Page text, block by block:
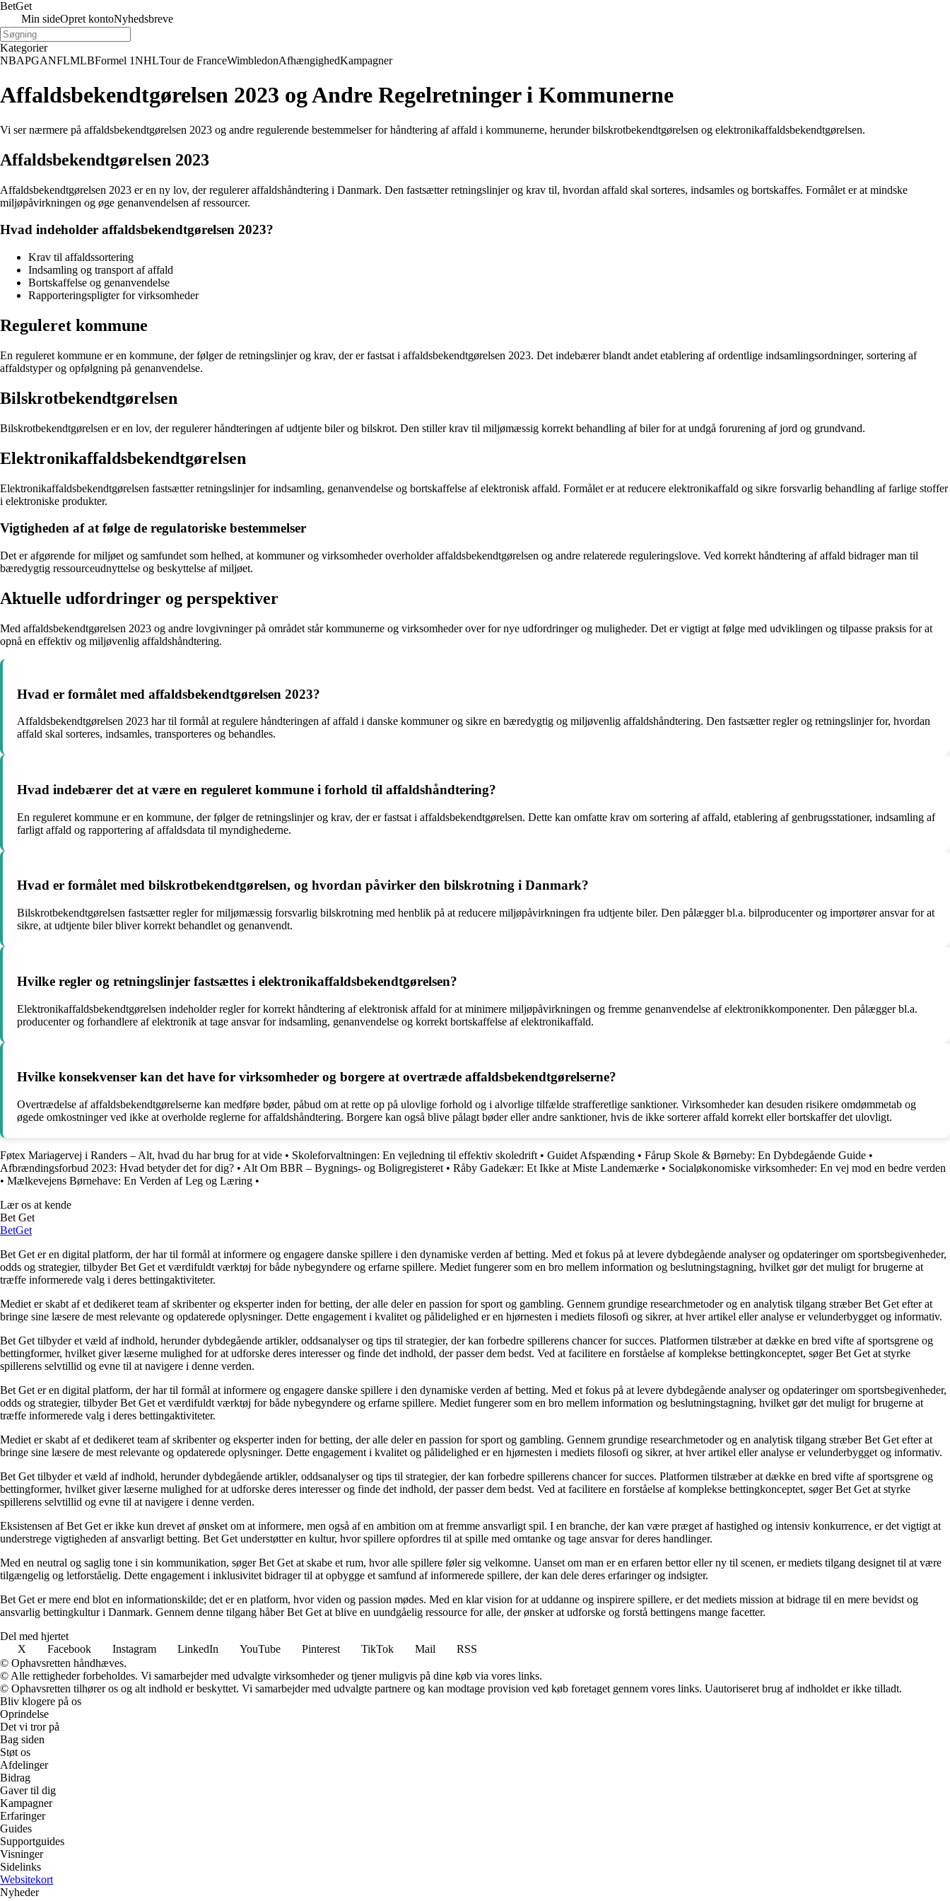
BetGet
Min sideOpret kontoNyhedsbreve
Kategorier
NBAPGANFLMLBFormel 1NHLTour de FranceWimbledonAfhængighedKampagner
Affaldsbekendtgørelsen 2023 og Andre Regelretninger i Kommunerne
Vi ser nærmere på affaldsbekendtgørelsen 2023 og andre regulerende bestemmelser for håndtering af affald i kommunerne, herunder bilskrotbekendtgørelsen og elektronikaffaldsbekendtgørelsen.
Affaldsbekendtgørelsen 2023
Affaldsbekendtgørelsen 2023 er en ny lov, der regulerer affaldshåndtering i Danmark. Den fastsætter retningslinjer og krav til, hvordan affald skal sorteres, indsamles og bortskaffes. Formålet er at mindske
miljøpåvirkningen og øge genanvendelsen af ressourcer.
Hvad indeholder affaldsbekendtgørelsen 2023?
Krav til affaldssortering
Indsamling og transport af affald
Bortskaffelse og genanvendelse
Rapporteringspligter for virksomheder
Reguleret kommune
En reguleret kommune er en kommune, der følger de retningslinjer og krav, der er fastsat i affaldsbekendtgørelsen 2023. Det indebærer blandt andet etablering af ordentlige indsamlingsordninger, sortering af
affaldstyper og opfølgning på genanvendelse.
Bilskrotbekendtgørelsen
Bilskrotbekendtgørelsen er en lov, der regulerer håndteringen af udtjente biler og bilskrot. Den stiller krav til miljømæssig korrekt behandling af biler for at undgå forurening af jord og grundvand.
Elektronikaffaldsbekendtgørelsen
Elektronikaffaldsbekendtgørelsen fastsætter retningslinjer for indsamling, genanvendelse og bortskaffelse af elektronisk affald. Formålet er at reducere elektronikaffald og sikre forsvarlig behandling af farlige stoffer
i elektroniske produkter.
Vigtigheden af at følge de regulatoriske bestemmelser
Det er afgørende for miljøet og samfundet som helhed, at kommuner og virksomheder overholder affaldsbekendtgørelsen og andre relaterede reguleringslove. Ved korrekt håndtering af affald bidrager man til
bæredygtig ressourceudnyttelse og beskyttelse af miljøet.
Aktuelle udfordringer og perspektiver
Med affaldsbekendtgørelsen 2023 og andre lovgivninger på området står kommunerne og virksomheder over for nye udfordringer og muligheder. Det er vigtigt at følge med udviklingen og tilpasse praksis for at
opnå en effektiv og miljøvenlig affaldshåndtering.
Hvad er formålet med affaldsbekendtgørelsen 2023?
Affaldsbekendtgørelsen 2023 har til formål at regulere håndteringen af affald i danske kommuner og sikre en bæredygtig og miljøvenlig affaldshåndtering. Den fastsætter regler og retningslinjer for, hvordan
affald skal sorteres, indsamles, transporteres og behandles.
Hvad indebærer det at være en reguleret kommune i forhold til affaldshåndtering?
En reguleret kommune er en kommune, der følger de retningslinjer og krav, der er fastsat i affaldsbekendtgørelsen. Dette kan omfatte krav om sortering af affald, etablering af genbrugsstationer, indsamling af
farligt affald og rapportering af affaldsdata til myndighederne.
Hvad er formålet med bilskrotbekendtgørelsen, og hvordan påvirker den bilskrotning i Danmark?
Bilskrotbekendtgørelsen fastsætter regler for miljømæssig forsvarlig bilskrotning med henblik på at reducere miljøpåvirkningen fra udtjente biler. Den pålægger bl.a. bilproducenter og importører ansvar for at
sikre, at udtjente biler bliver korrekt behandlet og genanvendt.
Hvilke regler og retningslinjer fastsættes i elektronikaffaldsbekendtgørelsen?
Elektronikaffaldsbekendtgørelsen indeholder regler for korrekt håndtering af elektronisk affald for at minimere miljøpåvirkningen og fremme genanvendelse af elektronikkomponenter. Den pålægger bl.a.
producenter og forhandlere af elektronik at tage ansvar for indsamling, genanvendelse og korrekt bortskaffelse af elektronikaffald.
Hvilke konsekvenser kan det have for virksomheder og borgere at overtræde affaldsbekendtgørelserne?
Overtrædelse af affaldsbekendtgørelserne kan medføre bøder, påbud om at rette op på ulovlige forhold og i alvorlige tilfælde strafferetlige sanktioner. Virksomheder kan desuden risikere omdømmetab og
øgede omkostninger ved ikke at overholde reglerne for affaldshåndtering. Borgere kan også blive pålagt bøder eller andre sanktioner, hvis de ikke sorterer affald korrekt eller bortskaffer det ulovligt.
Føtex Mariagervej i Randers – Alt, hvad du har brug for at vide • Skoleforvaltningen: En vejledning til effektiv skoledrift • Guidet Afspænding • Fårup Skole & Børneby: En Dybdegående Guide •
Afbrændingsforbud 2023: Hvad betyder det for dig? • Alt Om BBR – Bygnings- og Boligregisteret • Råby Gadekær: Et Ikke at Miste Landemærke • Socialøkonomiske virksomheder: En vej mod en bedre verden
• Mælkevejens Børnehave: En Verden af Leg og Læring •
Lær os at kende
Bet Get
BetGet
Bet Get er en digital platform, der har til formål at informere og engagere danske spillere i den dynamiske verden af betting. Med et fokus på at levere dybdegående analyser og opdateringer om sportsbegivenheder,
odds og strategier, tilbyder Bet Get et værdifuldt værktøj for både nybegyndere og erfarne spillere. Mediet fungerer som en bro mellem information og beslutningstagning, hvilket gør det muligt for brugerne at
træffe informerede valg i deres bettingaktiviteter.
Mediet er skabt af et dedikeret team af skribenter og eksperter inden for betting, der alle deler en passion for sport og gambling. Gennem grundige researchmetoder og en analytisk tilgang stræber Bet Get efter at
bringe sine læsere de mest relevante og opdaterede oplysninger. Dette engagement i kvalitet og pålidelighed er en hjørnesten i mediets filosofi og sikrer, at hver artikel eller analyse er velunderbygget og informativ.
Bet Get tilbyder et væld af indhold, herunder dybdegående artikler, oddsanalyser og tips til strategier, der kan forbedre spillerens chancer for succes. Platformen tilstræber at dække en bred vifte af sportsgrene og
bettingformer, hvilket giver læserne mulighed for at udforske deres interesser og finde det indhold, der passer dem bedst. Ved at facilitere en forståelse af komplekse bettingkonceptet, søger Bet Get at styrke
spillerens selvtillid og evne til at navigere i denne verden.
Bet Get er en digital platform, der har til formål at informere og engagere danske spillere i den dynamiske verden af betting. Med et fokus på at levere dybdegående analyser og opdateringer om sportsbegivenheder,
odds og strategier, tilbyder Bet Get et værdifuldt værktøj for både nybegyndere og erfarne spillere. Mediet fungerer som en bro mellem information og beslutningstagning, hvilket gør det muligt for brugerne at
træffe informerede valg i deres bettingaktiviteter.
Mediet er skabt af et dedikeret team af skribenter og eksperter inden for betting, der alle deler en passion for sport og gambling. Gennem grundige researchmetoder og en analytisk tilgang stræber Bet Get efter at
bringe sine læsere de mest relevante og opdaterede oplysninger. Dette engagement i kvalitet og pålidelighed er en hjørnesten i mediets filosofi og sikrer, at hver artikel eller analyse er velunderbygget og informativ.
Bet Get tilbyder et væld af indhold, herunder dybdegående artikler, oddsanalyser og tips til strategier, der kan forbedre spillerens chancer for succes. Platformen tilstræber at dække en bred vifte af sportsgrene og
bettingformer, hvilket giver læserne mulighed for at udforske deres interesser og finde det indhold, der passer dem bedst. Ved at facilitere en forståelse af komplekse bettingkonceptet, søger Bet Get at styrke
spillerens selvtillid og evne til at navigere i denne verden.
Eksistensen af Bet Get er ikke kun drevet af ønsket om at informere, men også af en ambition om at fremme ansvarligt spil. I en branche, der kan være præget af hastighed og intensiv konkurrence, er det vigtigt at
understrege vigtigheden af ansvarligt betting. Bet Get understøtter en kultur, hvor spillere opfordres til at spille med omtanke og tage ansvar for deres handlinger.
Med en neutral og saglig tone i sin kommunikation, søger Bet Get at skabe et rum, hvor alle spillere føler sig velkomne. Uanset om man er en erfaren bettor eller ny til scenen, er mediets tilgang designet til at være
tilgængelig og letforståelig. Dette engagement i inklusivitet bidrager til at opbygge et samfund af informerede spillere, der kan dele deres erfaringer og indsigter.
Bet Get er mere end blot en informationskilde; det er en platform, hvor viden og passion mødes. Med en klar vision for at uddanne og inspirere spillere, er det mediets mission at bidrage til en mere bevidst og
ansvarlig bettingkultur i Danmark. Gennem denne tilgang håber Bet Get at blive en uundgåelig ressource for alle, der ønsker at udforske og forstå bettingens mange facetter.
Del med hjertet
X
Facebook Instagram LinkedIn YouTube Pinterest TikTok Mail
RSS
© Ophavsretten håndhæves.
© Alle rettigheder forbeholdes. Vi samarbejder med udvalgte virksomheder og tjener muligvis på dine køb via vores links.
© Ophavsretten tilhører os og alt indhold er beskyttet. Vi samarbejder med udvalgte partnere og kan modtage provision ved køb foretaget gennem vores links. Uautoriseret brug af indholdet er ikke tilladt.
Bliv klogere på os
Oprindelse
Det vi tror på
Bag siden
Støt os
Afdelinger
Bidrag
Gaver til dig
Kampagner
Erfaringer
Guides
Supportguides
Visninger
Sidelinks
Websitekort
Nyheder